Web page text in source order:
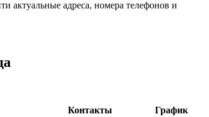
актуальные адреса, номера телефонов и
Контакты График